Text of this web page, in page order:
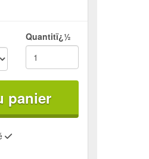
Quantitï¿½
panier